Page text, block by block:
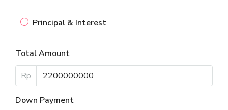
Principal & Interest
Total Amount
Rp
Down Payment